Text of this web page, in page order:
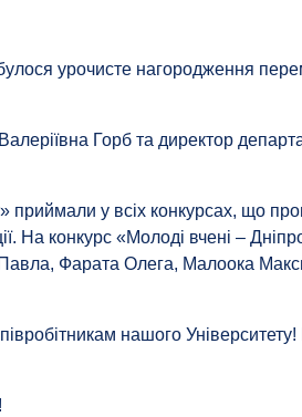
урочисте нагородження
Горб та директор
приймали у всіх конкурсах, що
На конкурс «Молоді вчені –
Фарата Олега, Малоока
нашого Університету!